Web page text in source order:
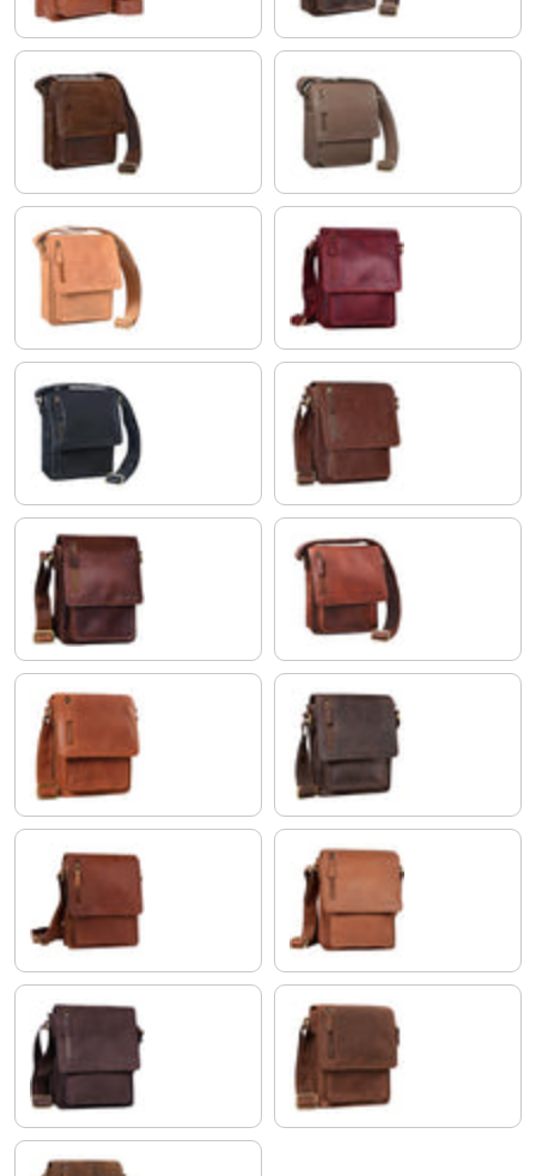
marrone - antico marrone - grigio
modena - marrone rosso
maraska - marrone scuro
cognac marrone scuro maraska - marrone
andorra - marrone granada - marrone
cognac-marrone marrone
marrone scuro - pallido veleta - marrone